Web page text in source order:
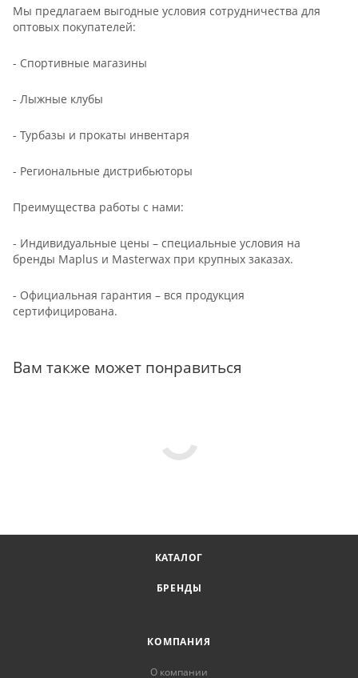
Мы предлагаем выгодные условия сотрудничества для
оптовых покупателей:
- Спортивные магазины
- Лыжные клубы
- Турбазы и прокаты инвентаря
- Региональные дистрибьюторы
Преимущества работы с нами:
- Индивидуальные цены – специальные условия на
бренды Maplus и Masterwax при крупных заказах.
- Официальная гарантия – вся продукция
сертифицирована.
Вам также может понравиться
КАТАЛОГ
БРЕНДЫ
КОМПАНИЯ
О компании